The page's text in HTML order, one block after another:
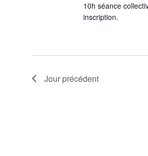
10h séance
inscription.
Jour précédent